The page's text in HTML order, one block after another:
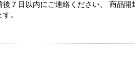
７日以内にご連絡ください。 商品
。